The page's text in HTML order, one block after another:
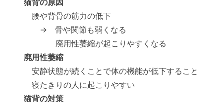
猫背の原因
腰や背骨の筋力の低下
→ 骨や関節も弱くなる
廃用性萎縮が起こりやすくなる
廃用性萎縮
安静状態が続くことで体の機能が低下すること
寝たきりの人に起こりやすい
猫背の対策